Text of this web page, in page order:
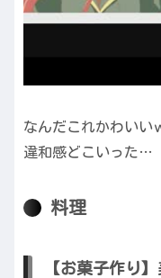
なんだこれかわいい
違和感どこいった…
料理
【お菓子作り